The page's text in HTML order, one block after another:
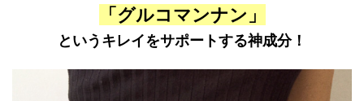
「グルコマンナン」
というキレイをサポートする神成分！